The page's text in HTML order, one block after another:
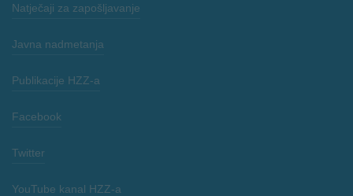
Natječaji za zapošljavanje
Javna nadmetanja
Publikacije HZZ-a
Facebook
Twitter
YouTube kanal HZZ-a